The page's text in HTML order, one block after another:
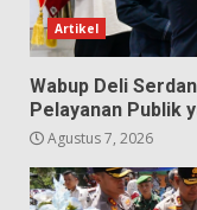
Artikel
Wabup Deli
Pelayanan Publik
Agustus 7, 2026